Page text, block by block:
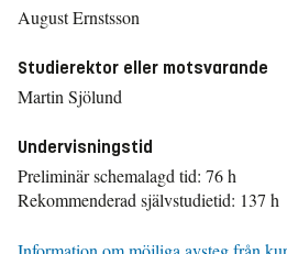
August Ernstsson
Studierektor eller motsvarande
Martin Sjölund
Undervisningstid
Preliminär schemalagd tid: 76 h
Rekommenderad självstudietid: 137 h